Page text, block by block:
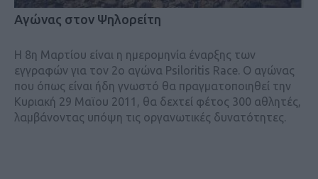
Αγώνας στον Ψηλορείτη
Η 8η Μαρτίου είναι η ημερομηνία έναρξης των
εγγραφών για τον 2ο αγώνα Psiloritis Race. Ο αγώνας
που όπως είναι ήδη γνωστό θα πραγματοποιηθεί την
Κυριακή 29 Μαϊου 2011, θα δεχτεί φέτος 300 αθλητές,
λαμβάνοντας υπόψη τις οργανωτικές δυνατότητες.